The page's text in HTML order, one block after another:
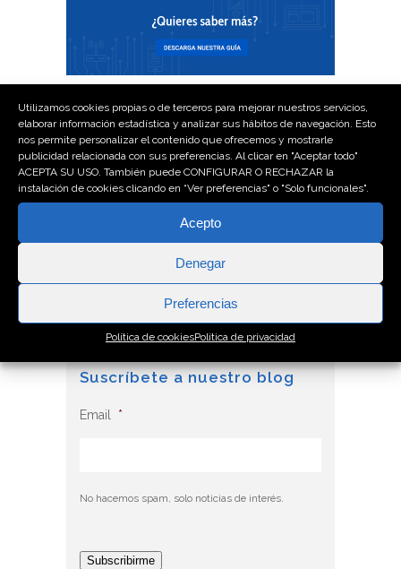
Utilizamos cookies propias o de terceros para mejorar nuestros servicios,
elaborar información estadística y analizar sus hábitos de navegación. Esto
nos permite personalizar el contenido que ofrecemos y mostrarle
publicidad relacionada con sus preferencias. Al clicar en "Aceptar todo"
ACEPTA SU USO. También puede CONFIGURAR O RECHAZAR la
instalación de cookies clicando en “Ver preferencias" o "Solo funcionales".
Acepto
Denegar
Preferencias
Política de cookiesPolítica de privacidad
Tags: ciberseguridad,empresa,
mantenimiento preventivo,ransomware,
recomendaciones ,seguridad, servidor,
servidor cloud,servidor tierra,
Suscríbete a nuestro blog
Email *
No hacemos spam, solo noticias de interés.
Subscribirme